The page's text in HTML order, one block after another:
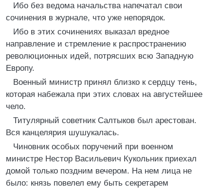
Ибо без ведома начальства напечатал свои
сочинения в журнале, что уже непорядок.
Ибо в этих сочинениях выказал вредное
направление и стремление к распространению
революционных идей, потрясших всю Западную
Европу.
Военный министр принял близко к сердцу тень,
которая набежала при этих словах на августейшее
чело.
Титулярный советник Салтыков был арестован.
Вся канцелярия шушукалась.
Чиновник особых поручений при военном
министре Нестор Васильевич Кукольник приехал
домой только поздним вечером. На нем лица не
было: князь повелел ему быть секретарем